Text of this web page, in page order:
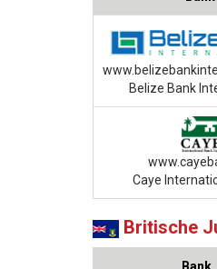
Belize Bank
Caye
Britische